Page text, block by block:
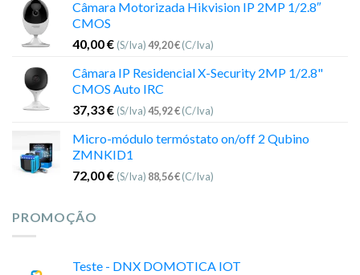
Câmara Motorizada Hikvision IP 2MP 1/2.8″
CMOS
40,00€ (S/Iva)49,20€(C/Iva)
Câmara IP Residencial X-Security 2MP 1/2.8"
CMOS Auto IRC
37,33€ (S/Iva)45,92€(C/Iva)
Micro-módulo termóstato on/off 2 Qubino
ZMNKID1
72,00€ (S/Iva) 88,56€(C/Iva)
PROMOÇÃO
Teste - DNX DOMOTICA IOT